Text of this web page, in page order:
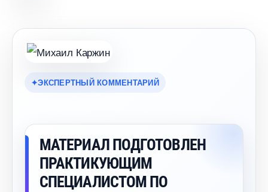
ЭКСПЕРТНЫЙ КОММЕНТАРИЙ
МАТЕРИАЛ ПОДГОТОВЛЕН
ПРАКТИКУЮЩИМ
СПЕЦИАЛИСТОМ ПО